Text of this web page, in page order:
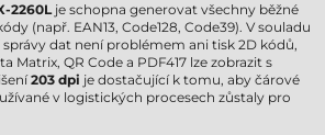
2260Lje schopna generovat všechny běžné
(např. EAN13, Code128, Code39). V souladu
dat není problémem ani tisk 2D kódů,
Matrix, QR Code a PDF417 lze zobrazit s
203 dpi je dostačující k tomu, aby čárové
v logistických procesech zůstaly pro